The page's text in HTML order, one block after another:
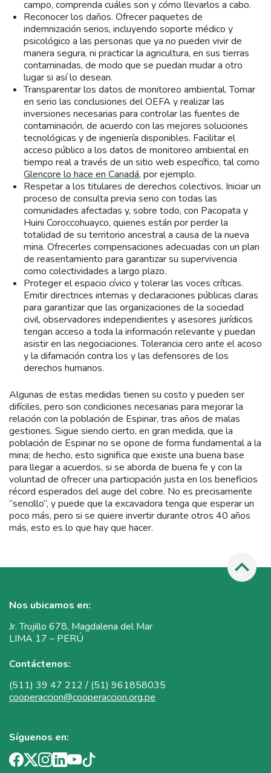
campo, comprenda cuáles son y cómo llevarlos a cabo.
Reconocer los daños. Ofrecer paquetes de
indemnización serios, incluyendo soporte médico y
psicológico a las personas que ya no pueden vivir de
manera segura, ni practicar la agricultura, en sus tierras
contaminadas, de modo que se puedan mudar a otro
lugar si así lo desean.
Transparentar los datos de monitoreo ambiental. Tomar
en serio las conclusiones del OEFA y realizar las
inversiones necesarias para controlar las fuentes de
contaminación, de acuerdo con las mejores soluciones
tecnológicas y de ingeniería disponibles. Facilitar el
acceso público a los datos de monitoreo ambiental en
tiempo real a través de un sitio web específico, tal como
Glencore lo hace en Canadá, por ejemplo.
Respetar a los titulares de derechos colectivos. Iniciar un
proceso de consulta previa serio con todas las
comunidades afectadas y, sobre todo, con Pacopata y
Huini Coroccohuayco, quienes están por perder la
totalidad de su territorio ancestral a causa de la nueva
mina. Ofrecerles compensaciones adecuadas con un plan
de reasentamiento para garantizar su supervivencia
como colectividades a largo plazo.
Proteger el espacio cívico y tolerar las voces críticas.
Emitir directrices internas y declaraciones públicas claras
para garantizar que las organizaciones de la sociedad
civil, observadores independientes y asesores jurídicos
tengan acceso a toda la información relevante y puedan
asistir en las negociaciones. Tolerancia cero ante el acoso
y la difamación contra los y las defensores de los
derechos humanos.
Algunas de estas medidas tienen su costo y pueden ser
difíciles, pero son condiciones necesarias para mejorar la
relación con la población de Espinar, tras años de malas
gestiones. Sigue siendo cierto, en gran medida, que la
población de Espinar no se opone de forma fundamental a la
mina; de hecho, esto significa que existe una buena base
para llegar a acuerdos, si se aborda de buena fe y con la
voluntad de ofrecer una participación justa en los beneficios
récord esperados del auge del cobre. No es precisamente
“sencillo”, y puede que la excavadora tenga que esperar un
poco más, pero si se quiere invertir durante otros 40 años
más, esto es lo que hay que hacer.
Nos ubicamos en:
Jr. Trujillo 678, Magdalena del Mar
LIMA 17 – PERÚ
Contáctenos:
(511) 39 47 212 / (51) 961858035
cooperaccion@cooperaccion.org.pe
Síguenos en: